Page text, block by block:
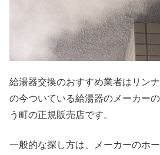
給湯器交換のおすすめ業者はリン
の今ついている給湯器のメーカー
う町の正規販売店です。
一般的な探し方は、メーカーのホ